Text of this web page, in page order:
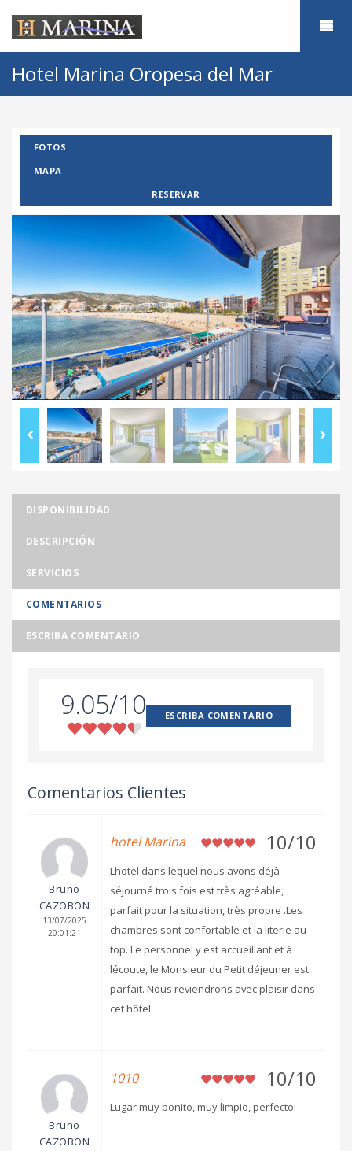
Hotel Marina Oropesa del Mar
FOTOS
MAPA
RESERVAR
DISPONIBILIDAD
DESCRIPCIÓN
SERVICIOS
COMENTARIOS
ESCRIBA COMENTARIO
9.05/10 ESCRIBA COMENTARIO
Comentarios Clientes
Bruno
CAZOBON
13/07/2025
20:01:21
hotel Marina 10/10
Lhotel dans lequel nous avons déjà
séjourné trois fois est très agréable,
parfait pour la situation, très propre .Les
chambres sont confortable et la literie au
top. Le personnel y est accueillant et à
lécoute, le Monsieur du Petit déjeuner est
parfait. Nous reviendrons avec plaisir dans
cet hôtel.
Bruno
CAZOBON
1010 10/10
Lugar muy bonito, muy limpio, perfecto!